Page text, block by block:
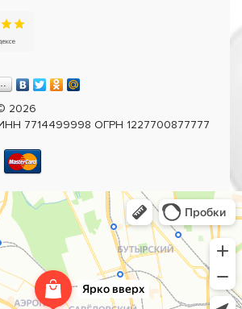
2026
7714499998 ОГРН 1227700877777